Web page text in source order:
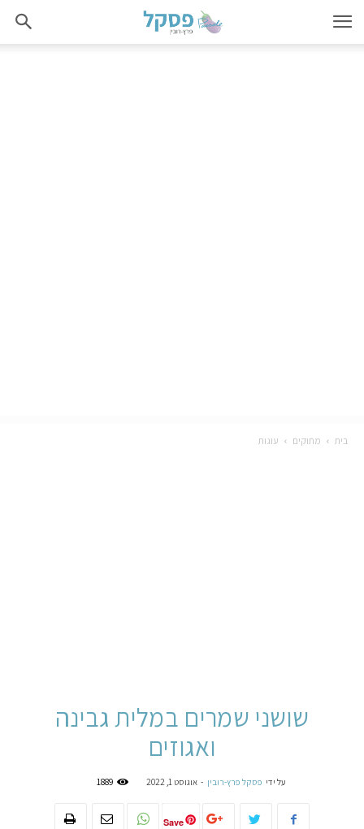
בית מתוקים עוגות
שושני שמרים במלית גבינה
ואגוזים
על ידי פסקל פרץ-רובין - אוגוסט 1, 2022 1889
Save